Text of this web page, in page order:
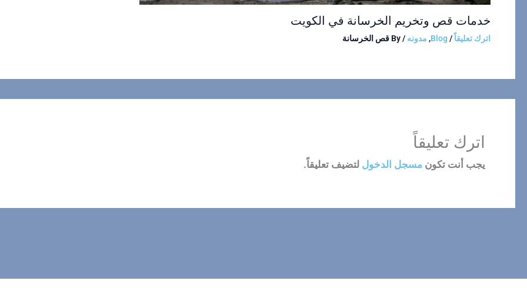
خدمات قص وتخريم الخرسانة في الكويت
اترك تعليقاً /
Blog
, مدونه / By قص الخرسانة
اترك تعليقاً
يجب أنت تكون مسجل الدخول لتضيف تعليقاً.